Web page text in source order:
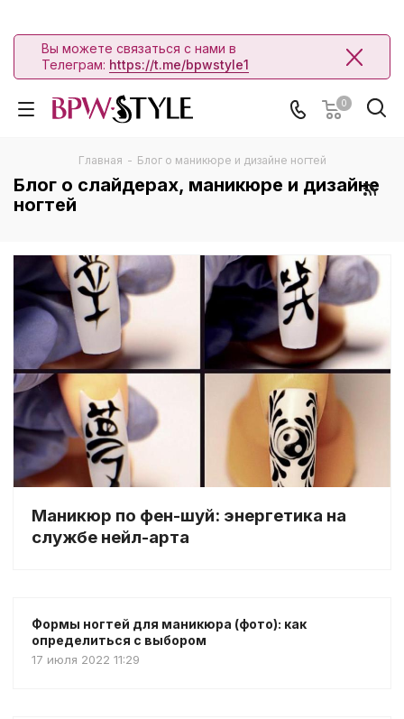
Вы можете связаться с нами в
Телеграм: https://t.me/bpwstyle1
0
Главная - Блог о маникюре и дизайне ногтей
Блог о слайдерах, маникюре и дизайне
ногтей
Маникюр по фен-шуй: энергетика на
службе нейл-арта
Формы ногтей для маникюра (фото): как
определиться с выбором
17 июля 2022 11:29